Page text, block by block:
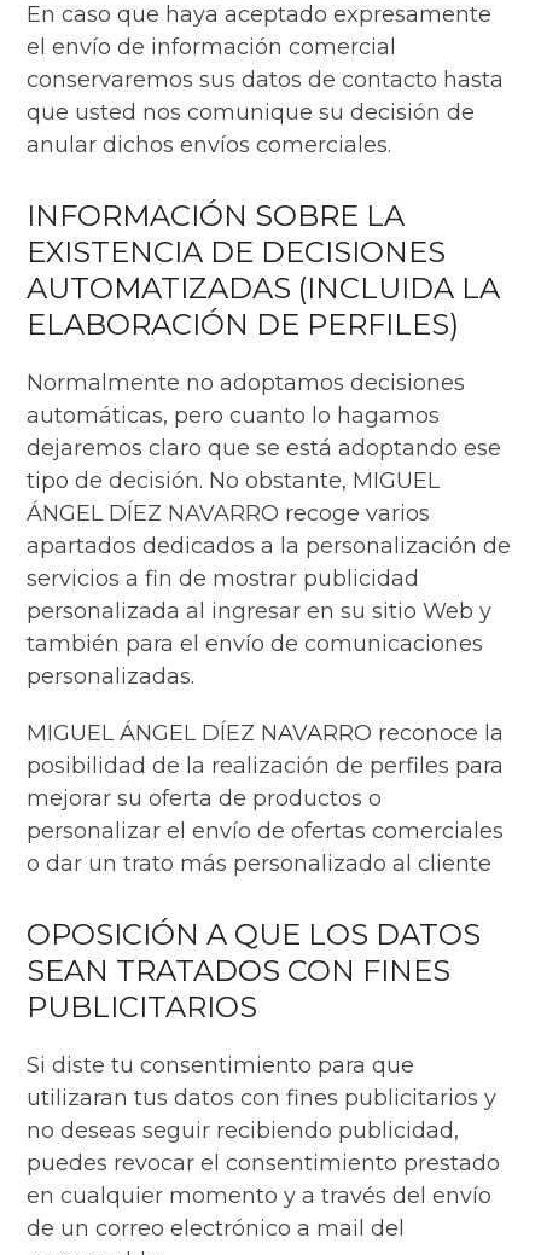
En caso que haya aceptado expresamente
el envío de información comercial
conservaremos sus datos de contacto hasta
que usted nos comunique su decisión de
anular dichos envíos comerciales.
INFORMACIÓN SOBRE LA
EXISTENCIA DE DECISIONES
AUTOMATIZADAS (INCLUIDA LA
ELABORACIÓN DE PERFILES)
Normalmente no adoptamos decisiones
automáticas, pero cuanto lo hagamos
dejaremos claro que se está adoptando ese
tipo de decisión. No obstante, MIGUEL
ÁNGEL DÍEZ NAVARRO recoge varios
apartados dedicados a la personalización de
servicios a fin de mostrar publicidad
personalizada al ingresar en su sitio Web y
también para el envío de comunicaciones
personalizadas.
MIGUEL ÁNGEL DÍEZ NAVARRO reconoce la
posibilidad de la realización de perfiles para
mejorar su oferta de productos o
personalizar el envío de ofertas comerciales
o dar un trato más personalizado al cliente
OPOSICIÓN A QUE LOS DATOS
SEAN TRATADOS CON FINES
PUBLICITARIOS
Si diste tu consentimiento para que
utilizaran tus datos con fines publicitarios y
no deseas seguir recibiendo publicidad,
puedes revocar el consentimiento prestado
en cualquier momento y a través del envío
de un correo electrónico a mail del